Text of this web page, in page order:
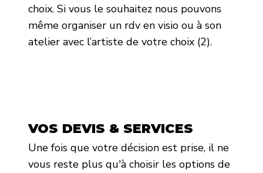
choix. Si vous le souhaitez nous pouvons
même organiser un rdv en visio ou à son
atelier avec l’artiste de votre choix (2).
VOS DEVIS & SERVICES
Une fois que votre décision est prise, il ne
vous reste plus qu'à choisir les options de